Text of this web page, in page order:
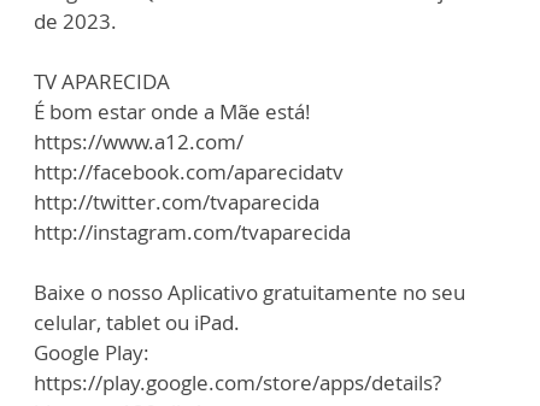
de 2023.
TV APARECIDA
É bom estar onde a Mãe está!
https://www.a12.com/
http://facebook.com/aparecidatv
http://twitter.com/tvaparecida
http://instagram.com/tvaparecida
Baixe o nosso Aplicativo gratuitamente no seu
celular, tablet ou iPad.
Google Play:
https://play.google.com/store/apps/details?